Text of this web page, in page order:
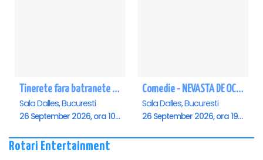
Tinerete fara batranete si viata fara de moarte
Sala Dalles, Bucuresti
26 September 2026, ora 10:30
Comedie - NEVASTA DE OCAZIE !!!
Sala Dalles, Bucuresti
26 September 2026, ora 19:00
Rotari Entertainment